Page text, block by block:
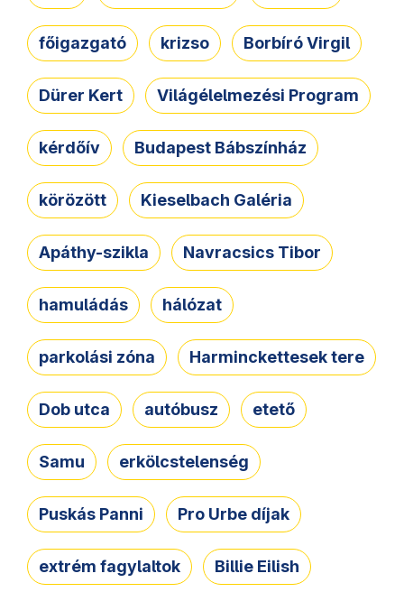
főigazgató krizso Borbíró Virgil
Dürer Kert Világélelmezési Program
kérdőív Budapest Bábszínház
körözött Kieselbach Galéria
Apáthy-szikla Navracsics Tibor
hamuládás hálózat
parkolási zóna Harminckettesek tere
Dob utca autóbusz etető
Samu erkölcstelenség
Puskás Panni Pro Urbe díjak
extrém fagylaltok Billie Eilish